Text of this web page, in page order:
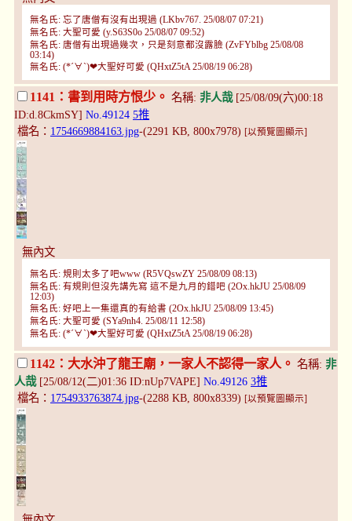
無名氏: 忘了唐僧有沒有出現過 (LKbv767. 25/08/07 07:21)
無名氏: 大聖可愛 (y.S63S0o 25/08/07 09:52)
無名氏: 唐僧有出現過幾次，只是刻意都沒露臉 (ZvFYblbg 25/08/08
03:14)
無名氏: (*´∀`)❤大聖好可愛 (QHxtZ5tA 25/08/19 06:28)
1141：書到用時方恨少。 名稱: 非人哉[25/08/09(六)00:18
ID:d.8CkmSY] No.49124 5推
檔名： 1754669884163.jpg-(2291 KB, 800x7978) [以預覽圖顯示]
無內文
無名氏: 規則太多了吧www (R5VQswZY 25/08/09 08:13)
無名氏: 有規則但沒先講先寫 這不是九月的錯吧 (2Ox.hkJU 25/08/09
12:03)
無名氏: 好吧上一集還真的有給書 (2Ox.hkJU 25/08/09 13:45)
無名氏: 大聖可愛 (SYa9nh4. 25/08/11 12:58)
無名氏: (*´∀`)❤大聖好可愛 (QHxtZ5tA 25/08/19 06:28)
1142：大水沖了龍王廟，一家人不認得一家人。 名稱: 非
人哉[25/08/12(二)01:36 ID:nUp7VAPE] No.49126 3推
檔名： 1754933763874.jpg-(2288 KB, 800x8339) [以預覽圖顯示]